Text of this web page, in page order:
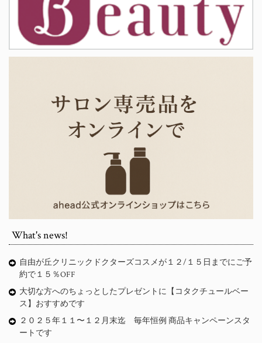
What's news!
自由が丘クリニックドクターズコスメが１２/１５日までにご予
約で１５％OFF
大切な方へのちょっとしたプレゼントに【コタクチュールベー
ス】おすすめです
２０２５年１１〜１２月末迄 毎年恒例 商品キャンペーンスタ
ートです